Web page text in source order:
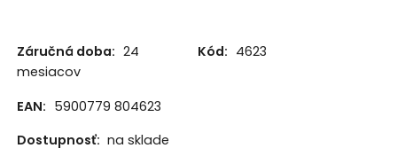
Záručná doba: 24
mesiacov
Kód: 4623
EAN: 5900779 804623
Dostupnosť: na sklade